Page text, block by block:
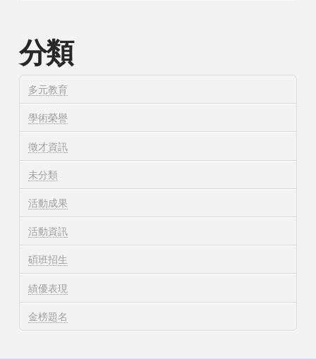
分類
多元教育
學術榮譽
徵才資訊
未分類
活動成果
活動資訊
碩班招生
績優表現
金榜題名